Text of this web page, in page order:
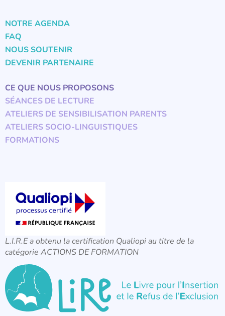
NOTRE AGENDA
FAQ
NOUS SOUTENIR
DEVENIR PARTENAIRE
CE QUE NOUS PROPOSONS
SÉANCES DE LECTURE
ATELIERS DE SENSIBILISATION PARENTS
ATELIERS SOCIO-LINGUISTIQUES
FORMATIONS
L.I.R.E a obtenu la certification Qualiopi au titre de la
catégorie ACTIONS DE FORMATION